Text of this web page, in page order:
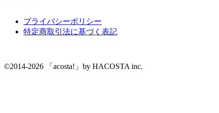
プライバシーポリシー
特定商取引法に基づく表記
©2014-2026 「acosta!」by HACOSTA inc.